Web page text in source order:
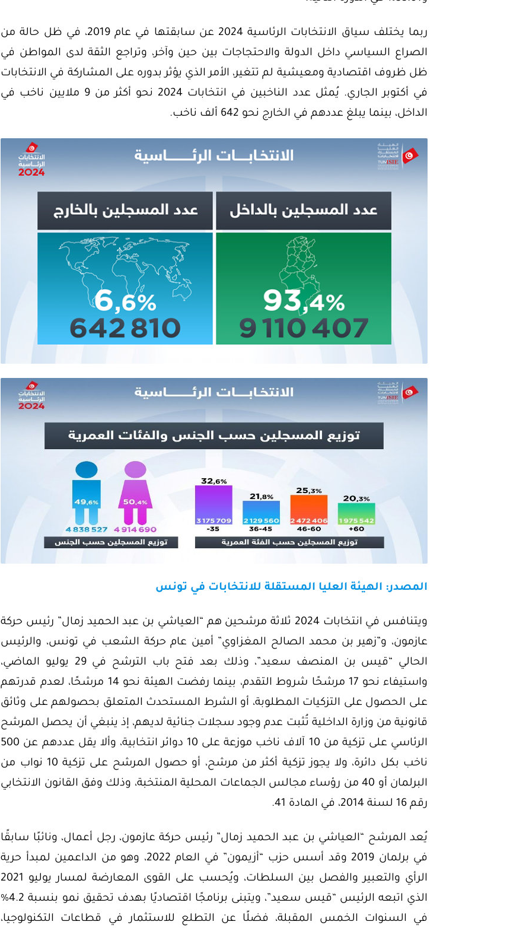
ربما يختلف سياق الانتخابات الرئاسية 2024 عن سابقتها في عام 2019، في ظل حالة من
الصراع السياسي داخل الدولة والاحتجاجات بين حين وآخر، وتراجع الثقة لدى المواطن في
ظل ظروف اقتصادية ومعيشية لم تتغير، الأمر الذي يؤثر بدوره على المشاركة في الانتخابات
في أكتوبر الجاري. يُمثل عدد الناخبين في انتخابات 2024 نحو أكثر من 9 ملايين ناخب في
الداخل، بينما يبلغ عددهم في الخارج نحو 642 ألف ناخب.
المصدر: الهيئة العليا المستقلة للانتخابات في تونس
ويتنافس في انتخابات 2024 ثلاثة مرشحين هم “العياشي بن عبد الحميد زمال” رئيس حركة
عازمون، و”زهير بن محمد الصالح المغزاوي” أمين عام حركة الشعب في تونس، والرئيس
الحالي “قيس بن المنصف سعيد”، وذلك بعد فتح باب الترشح في 29 يوليو الماضي،
واستيفاء نحو 17 مرشحًا شروط التقدم، بينما رفضت الهيئة نحو 14 مرشحًا، لعدم قدرتهم
على الحصول على التزكيات المطلوبة، أو الشرط المستحدث المتعلق بحصولهم على وثائق
قانونية من وزارة الداخلية تُثبت عدم وجود سجلات جنائية لديهم، إذ ينبغي أن يحصل المرشح
الرئاسي على تزكية من 10 آلاف ناخب موزعة على 10 دوائر انتخابية، وألا يقل عددهم عن 500
ناخب بكل دائرة، ولا يجوز تزكية أكثر من مرشح، أو حصول المرشح على تزكية 10 نواب من
البرلمان أو 40 من رؤساء مجالس الجماعات المحلية المنتخبة، وذلك وفق القانون الانتخابي
رقم 16 لسنة 2014، في المادة 41.
يُعد المرشح “العياشي بن عبد الحميد زمال” رئيس حركة عازمون، رجل أعمال، ونائبًا سابقًا
في برلمان 2019 وقد أسس حزب “أزيمون” في العام 2022، وهو من الداعمين لمبدأ حرية
الرأي والتعبير والفصل بين السلطات، ويُحسب على القوى المعارضة لمسار يوليو 2021
الذي اتبعه الرئيس “قيس سعيد”، ويتبنى برنامجًا اقتصاديًا بهدف تحقيق نمو بنسبة 4.2%
في السنوات الخمس المقبلة، فضلًا عن التطلع للاستثمار في قطاعات التكنولوجيا،